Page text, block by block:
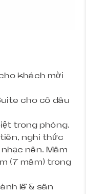
khách mời
cho cô dâu
trong phòng.
nghi thức
nền. Mâm
(7 mâm) trong
lễ & sân